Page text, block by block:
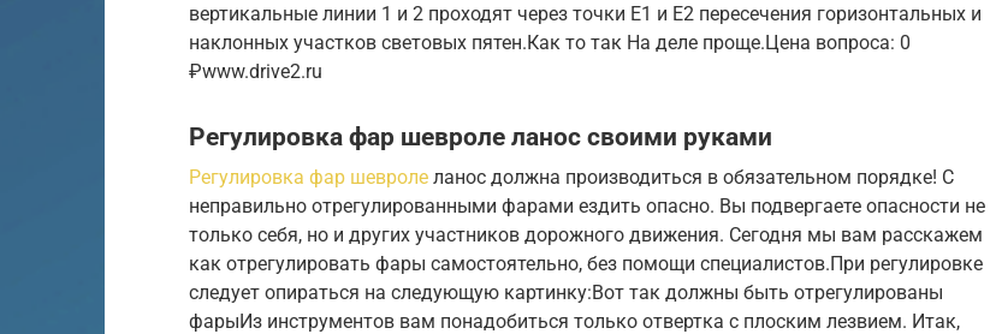
вертикальные линии 1 и 2 проходят через точки Е1 и Е2 пересечения горизонтальных и
наклонных участков световых пятен.Как то так На деле проще.Цена вопроса: 0
₽www.drive2.ru
Регулировка фар шевроле ланос своими руками
Регулировка фар шевроле ланос должна производиться в обязательном порядке! С
неправильно отрегулированными фарами ездить опасно. Вы подвергаете опасности не
только себя, но и других участников дорожного движения. Сегодня мы вам расскажем
как отрегулировать фары самостоятельно, без помощи специалистов.При регулировке
следует опираться на следующую картинку:Вот так должны быть отрегулированы
фарыИз инструментов вам понадобиться только отвертка с плоским лезвием. Итак,